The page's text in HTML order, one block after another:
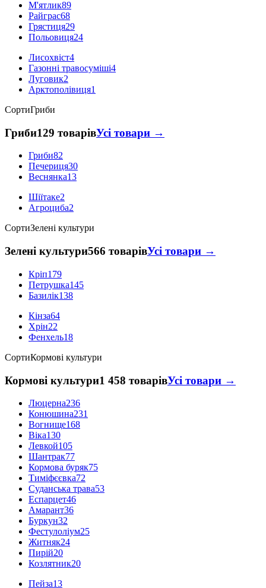
М'ятлик89
Райграс68
Грястиця29
Польовиця24
Лисохвіст4
Газонні травосуміші4
Луговик2
Арктополівиця1
СортиГриби
Гриби129 товарівУсі товари →
Гриби82
Печериця30
Веснянка13
Шіїтаке2
Агроциба2
СортиЗелені культури
Зелені культури566 товарівУсі товари →
Кріп179
Петрушка145
Базилік138
Кінза64
Хрін22
Фенхель18
СортиКормові культури
Кормові культури1 458 товарівУсі товари →
Люцерна236
Конюшина231
Вогнище168
Віка130
Левкой105
Шантрак77
Кормова буряк75
Тиміфєєвка72
Суданська трава53
Еспарцет46
Амарант36
Буркун32
Фестулоліум25
Житняк24
Пирій20
Козлятник20
Пейза13